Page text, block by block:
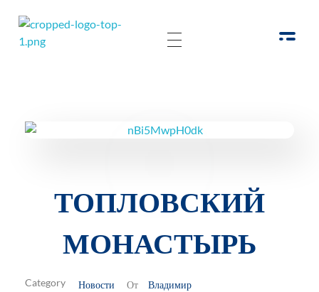
ТОПЛОВСКИЙ
МОНАСТЫРЬ
От Владимир
Новости